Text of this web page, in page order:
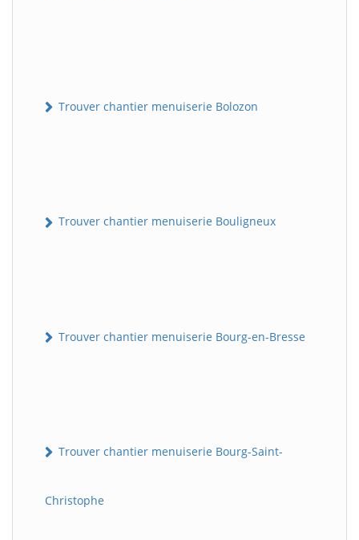
Trouver chantier menuiserie Bolozon
Trouver chantier menuiserie Bouligneux
Trouver chantier menuiserie Bourg-en-Bresse
Trouver chantier menuiserie Bourg-Saint-
Christophe